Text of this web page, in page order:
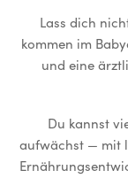
Lass dich
kommen im
und eine
Du kannst
aufwächst — mit